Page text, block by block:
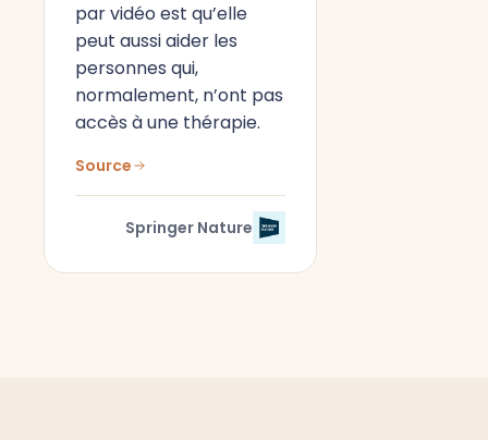
par vidéo est qu’elle
peut aussi aider les
personnes qui,
normalement, n’ont pas
accès à une thérapie.
Source
Springer Nature